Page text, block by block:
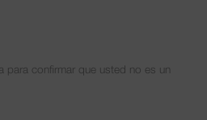
para confirmar que usted no es un